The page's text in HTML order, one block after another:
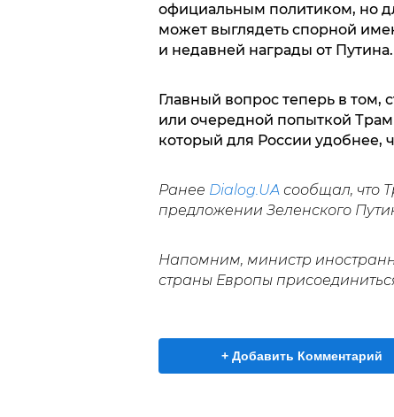
официальным политиком, но
может выглядеть спорной
и недавней награды от Путина.
Главный вопрос теперь в том,
или очередной попыткой
который для России удобнее,
Ранее Dialog.UAсообщал, что
предложении Зеленского
Напомним, министр
страны Европы
+ Добавить Комментарий